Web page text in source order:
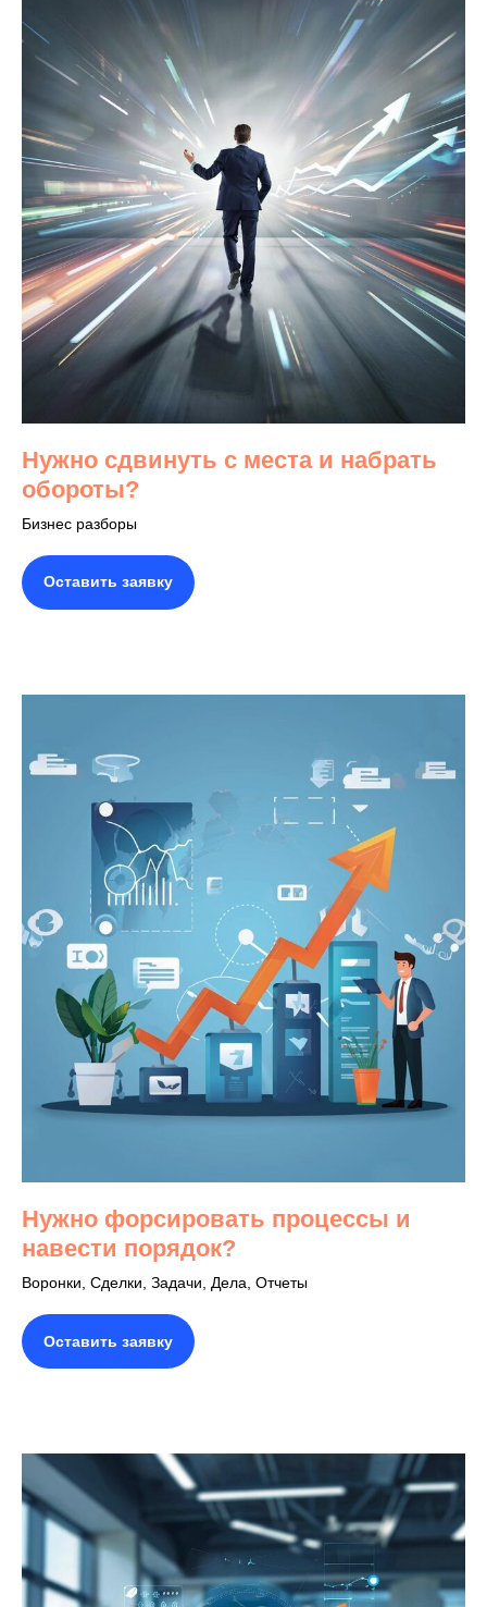
Нужно сдвинуть с места и набрать
обороты?
Бизнес разборы
Оставить заявку
Нужно форсировать процессы и
навести порядок?
Воронки, Сделки, Задачи, Дела, Отчеты
Оставить заявку